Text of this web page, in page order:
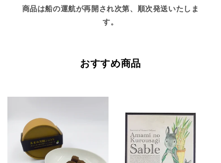
商品は船の運航が再開され次第、順次発送いたしま
す。
おすすめ商品